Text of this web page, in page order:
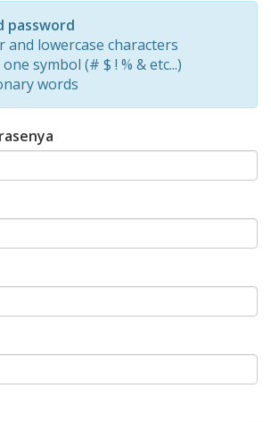
password
and lowercase characters
symbol (# $ ! % & etc...)
words